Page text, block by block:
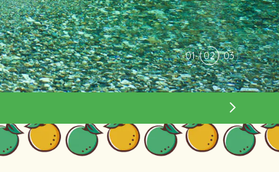
01 02 03